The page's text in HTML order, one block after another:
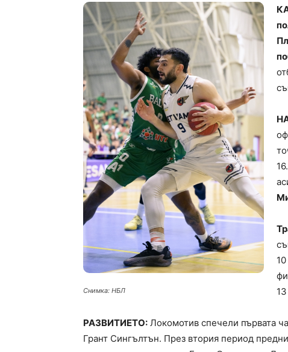
Снимка: НБЛ
16.
РАЗВИТИЕТО: Локомотив спечели първата
Грант Сингълтън. През втория период